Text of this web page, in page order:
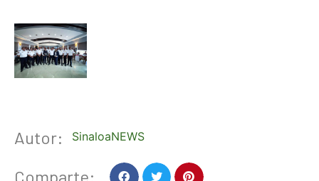
Autor: SinaloaNEWS
Comparte: